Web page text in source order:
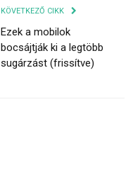
KÖVETKEZŐ CIKK
Ezek a mobilok
bocsájtják ki a legtöbb
sugárzást (frissítve)